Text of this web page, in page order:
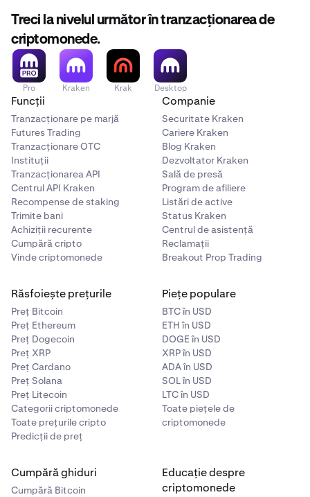
4
Dă clic pe Continuare către e-Transfer pentru a
continua cu procesul de depunere.
profilului tău e-Transfer, îți recomandăm să contactezi
serviciul de asistență pentru clienți al băncii tale pentru
asistență suplimentară.
găsești e-mailul corect.
2
Răspunsul tău secret nu se va schimba. Dacă ai un
răspuns secret de la o tranzacție anterioară, îl poți
folosi pe cel vechi.
Dacă tot nu poți găsi un e-mail cu răspunsul tău
secret, te rugăm
contactează echipa noastră de
asistențăpentru a primi ajutor.
Treci la nivelul următor în tranzacționarea de
criptomonede.
Pro Kraken Krak Desktop
Funcții
Tranzacționare pe marjă
Futures Trading
Tranzacționare OTC
Instituții
Tranzacționarea API
Centrul API Kraken
Recompense de staking
Trimite bani
Achiziții recurente
Cumpără cripto
Vinde criptomonede
Companie
Securitate Kraken
Cariere Kraken
Blog Kraken
Dezvoltator Kraken
Sală de presă
Program de afiliere
Listări de active
Status Kraken
Centrul de asistență
Reclamații
Breakout Prop Trading
Răsfoiește prețurile
Preț Bitcoin
Preț Ethereum
Preț Dogecoin
Preț XRP
Preț Cardano
Preț Solana
Preț Litecoin
Categorii criptomonede
Toate prețurile cripto
Predicții de preț
Piețe populare
BTC în USD
ETH în USD
DOGE în USD
XRP în USD
ADA în USD
SOL în USD
LTC în USD
Toate piețele de
criptomonede
Cumpără ghiduri
Cumpără Bitcoin
Educație despre
criptomonede